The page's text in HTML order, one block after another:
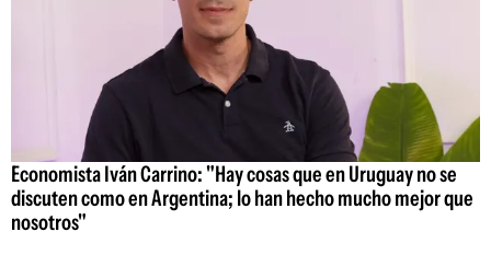
Economista Iván Carrino: "Hay cosas que en Uruguay no se
discuten como en Argentina; lo han hecho mucho mejor que
nosotros"